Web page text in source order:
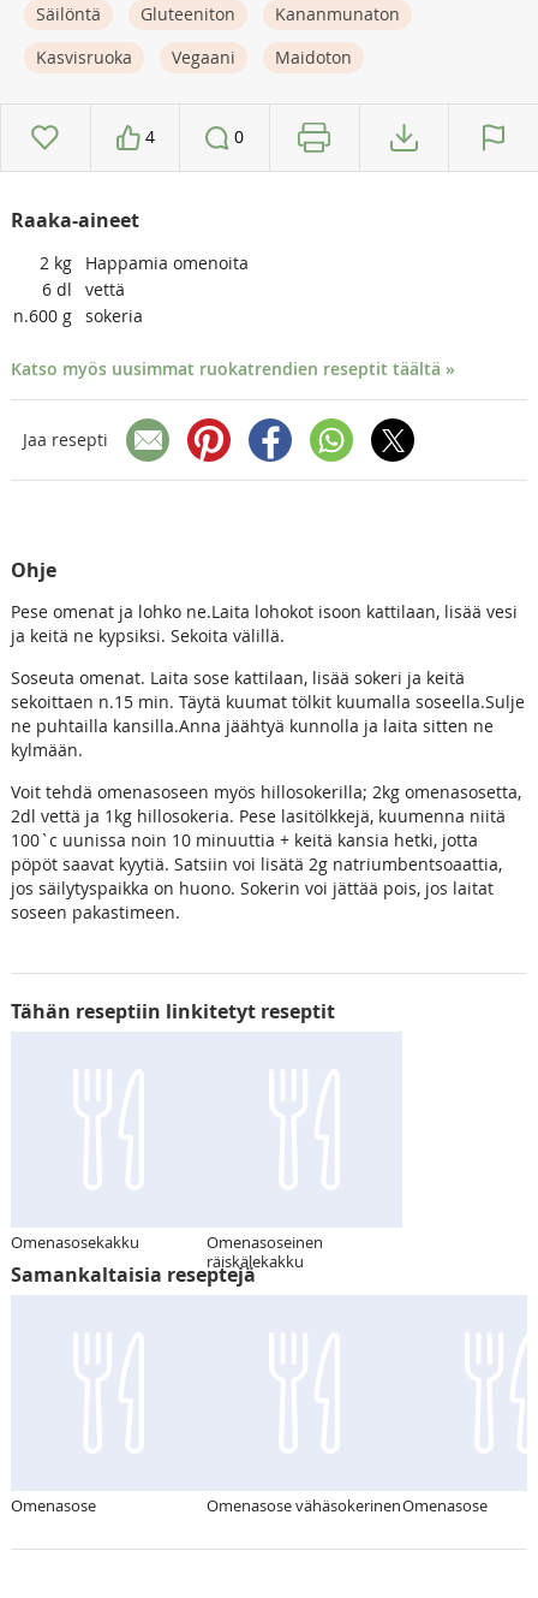
Säilöntä Gluteeniton
Kananmunaton
Kasvisruoka
Vegaani Maidoton
4 0
Raaka-aineet
2 kg
Happamia omenoita
6 dl
vettä
n.600 g sokeria
Katso myös uusimmat ruokatrendien reseptit täältä »
Jaa resepti
Ohje
Pese omenat ja lohko ne.Laita lohokot isoon kattilaan, lisää vesi
ja keitä ne kypsiksi. Sekoita välillä.
Soseuta omenat. Laita sose kattilaan, lisää sokeri ja keitä
sekoittaen n.15 min. Täytä kuumat tölkit kuumalla soseella.Sulje
ne puhtailla kansilla.Anna jäähtyä kunnolla ja laita sitten ne
kylmään.
Voit tehdä omenasoseen myös hillosokerilla; 2kg omenasosetta,
2dl vettä ja 1kg hillosokeria. Pese lasitölkkejä, kuumenna niitä
100`c uunissa noin 10 minuuttia + keitä kansia hetki, jotta
pöpöt saavat kyytiä. Satsiin voi lisätä 2g natriumbentsoaattia,
jos säilytyspaikka on huono. Sokerin voi jättää pois, jos laitat
soseen pakastimeen.
Tähän reseptiin linkitetyt reseptit
Omenasosekakku
Omenasoseinen
räiskälekakku
Samankaltaisia reseptejä
Omenasose Omenasose vähäsokerinenOmenasose